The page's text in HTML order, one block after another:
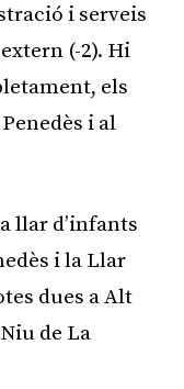
i serveis
(-2). Hi
els
i al
llar d’infants
i la Llar
dues a Alt
de La